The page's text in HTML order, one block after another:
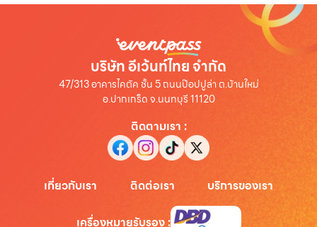
บริษัท อีเว้นท์ไทย จำกัด
47/313 อาคารไคตัค ชั้น 5 ถนนป๊อปปูล่า ต.บ้านใหม่
อ.ปากเกร็ด จ.นนทบุรี 11120
ติดตามเรา :
เกี่ยวกับเรา ติดต่อเรา บริการของเรา
เครื่องหมายรับรอง: